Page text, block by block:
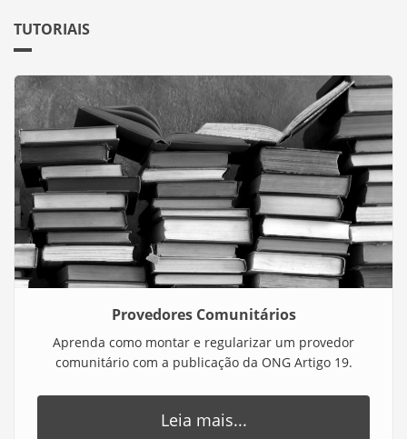
TUTORIAIS
Provedores Comunitários
Aprenda como montar e regularizar um provedor
comunitário com a publicação da ONG Artigo 19.
Leia mais...